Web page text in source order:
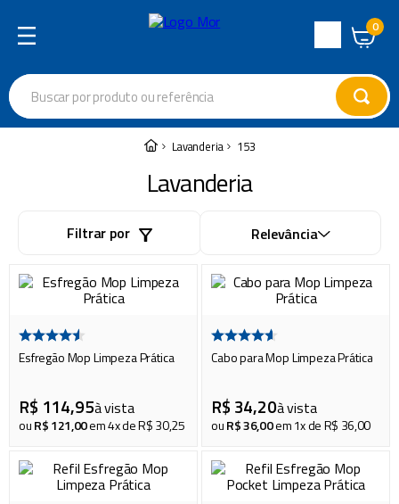
de
Atendimento
0
Buscar por produto ou referência
Lavanderia 153
Lavanderia
Filtrar por Relevância
Esfregão Mop Limpeza Prática
R$ 114,95à vista
ouR$121,00em4x deR$30,25
Cabo para Mop Limpeza Prática
R$ 34,20à vista
ouR$36,00em1x deR$ 36,00
Termos mais buscados
garrafa térmica
escada
6º caixa térmica
churrasco
8 º piscina
9º cadeira praia
10 mop